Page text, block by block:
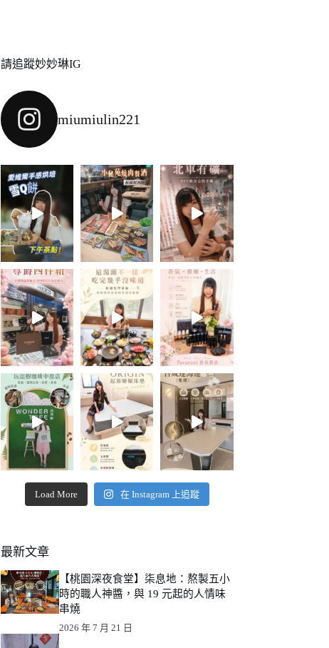
請追蹤妙妙琳IG
miumiulin221
Load More 在 Instagram 上追蹤
最新文章
【桃園深夜食堂】柒息地：熬製五小
時的職人神醬，與 19 元起的人情味
串燒
2026 年 7 月 21 日